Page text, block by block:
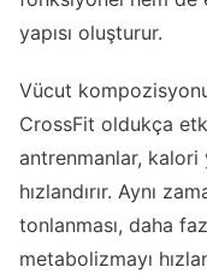
yapısı oluşturur.
Vücut
CrossFit oldukça
antrenmanlar, kalori
hızlandırır. Aynı
tonlanması, daha
metabolizmayı